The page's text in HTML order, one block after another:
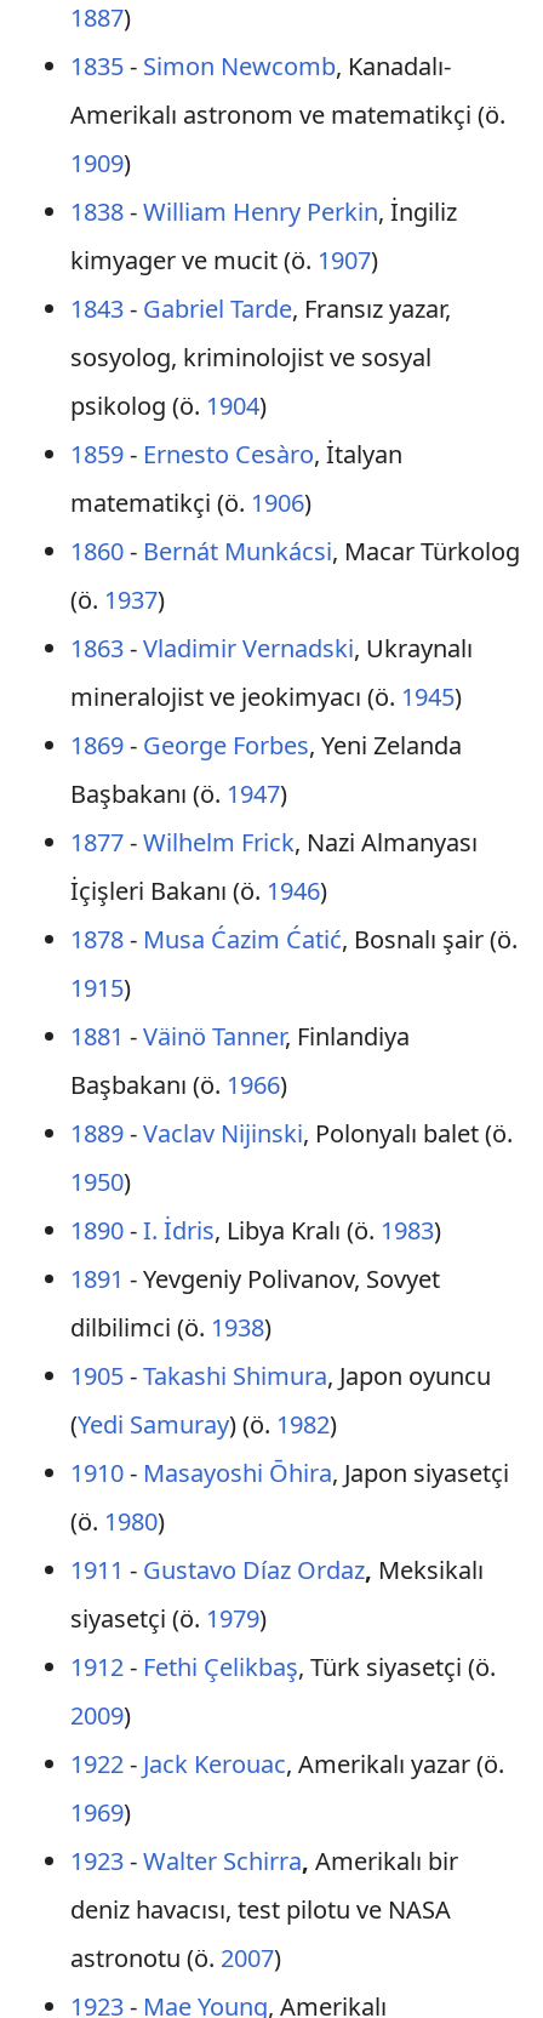
1887)
1835- Simon Newcomb, Kanadalı-
Amerikalı astronom ve matematikçi (ö.
1909)
1838-William Henry Perkin, İngiliz
kimyager ve mucit (ö. 1907)
1843- Gabriel Tarde, Fransız yazar,
sosyolog, kriminolojist ve sosyal
psikolog (ö. 1904)
1859- Ernesto Cesàro, İtalyan
matematikçi (ö. 1906)
1860- Bernát Munkácsi, Macar Türkolog
(ö. 1937)
1863-Vladimir Vernadski, Ukraynalı
mineralojist ve jeokimyacı (ö. 1945)
1869- George Forbes, Yeni Zelanda
Başbakanı (ö. 1947)
1877-Wilhelm Frick, Nazi Almanyası
İçişleri Bakanı (ö. 1946)
1878- Musa Ćazim Ćatić, Bosnalı şair (ö.
1915)
1881 -Väinö Tanner, Finlandiya
Başbakanı (ö. 1966)
1889-Vaclav Nijinski, Polonyalı balet (ö.
1950)
1890-I. İdris, Libya Kralı (ö. 1983)
1891 - Yevgeniy Polivanov, Sovyet
dilbilimci (ö. 1938)
1905-Takashi Shimura, Japon oyuncu
(Yedi Samuray) (ö. 1982)
1910- Masayoshi Ōhira, Japon siyasetçi
(ö. 1980)
1911 - Gustavo Díaz Ordaz, Meksikalı
siyasetçi (ö. 1979)
1912- Fethi Çelikbaş, Türk siyasetçi (ö.
2009)
1922- Jack Kerouac, Amerikalı yazar (ö.
1969)
1923-Walter Schirra, Amerikalı bir
deniz havacısı, test pilotu ve NASA
astronotu (ö. 2007)
1923- Mae Young, Amerikalı